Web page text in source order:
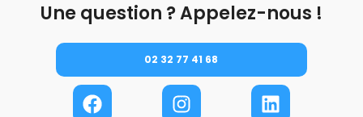
Une question ? Appelez-nous !
02 32 77 41 68